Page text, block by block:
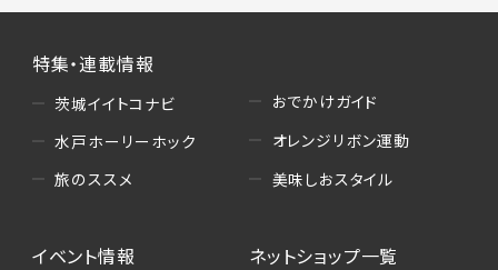
特集・連載情報
茨城イイトコナビ
水戸ホーリーホック
旅のススメ
おでかけガイド
オレンジリボン運動
美味しおスタイル
イベント情報
ネットショップ一覧